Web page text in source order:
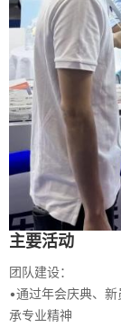
主要活动
团队建设：
•通过年会庆典、
承专业精神